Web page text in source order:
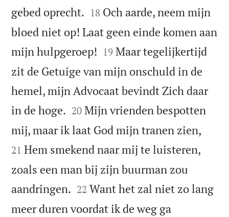
gebed oprecht. 

18 Och aarde, neem mijn
bloed niet op! Laat geen einde komen aan
mijn hulpgeroep! 

19 Maar tegelijkertijd
zit de Getuige van mijn onschuld in de
hemel, mijn Advocaat bevindt Zich daar
in de hoge. 

20 Mijn vrienden bespotten
mij, maar ik laat God mijn tranen zien,
21 Hem smekend naar mij te luisteren,
zoals een man bij zijn buurman zou
aandringen. 

22 Want het zal niet zo lang
meer duren voordat ik de weg ga